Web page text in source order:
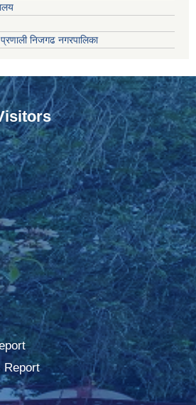
निजगढ नगरपालिका
Report